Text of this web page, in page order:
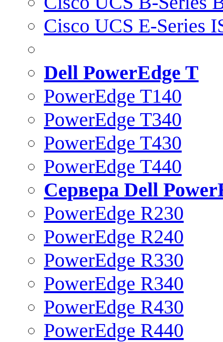
Cisco UCS E-Series
Dell PowerEdge T
PowerEdge T140
PowerEdge T340
PowerEdge T430
PowerEdge T440
Сервера Dell
PowerEdge R230
PowerEdge R240
PowerEdge R330
PowerEdge R340
PowerEdge R430
PowerEdge R440